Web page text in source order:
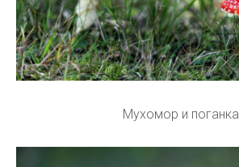
Мухомор и поганка